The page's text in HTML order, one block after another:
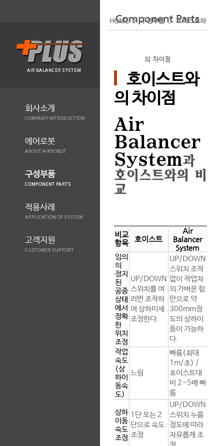
AIR BALANCER SYSTEM
회사소개
COMPANY INTRODUCTION
에어로봇
ABOUT AIRROBOT
구성부품
COMPONENT PARTS
적용사례
APPLICATION OF SYSTEM
고객지원
CUSTOMER SUPPORT
Component Parts
HOME > 구성부품 > 호이스트와
의 차이점
호이스트와
의 차이점
Air
Balancer
System과
호이스트와의 비
교
비교
항목
호이스트
Air
Balancer
System
임의
의
정지
된
공중
상태
에서
정확
한
위치
조정
UP/DOWN
스위치를 여
러번 조작하
여 상하미세
조정한다.
UP/DOWN
스위치 조작
없이 작업자
의 가벼운 힘
만으로 약
300mm정
도의 상하이
동이 가능하
다.
작업
속도
(상
하이
동속
도)
느림
빠름(최대
1m/초) /
호이스트대
비 2~5배 빠
름
상하
이동
속도
조정
1단 또는 2
단으로 속도
조정
UP/DOWN
스위치 누름
정도에 따라
자유롭게 조